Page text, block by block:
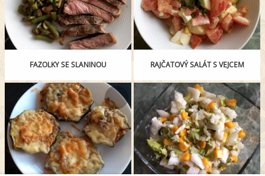
FAZOLKY SE SLANINOU RAJČATOVÝ SALÁT S VEJCEM